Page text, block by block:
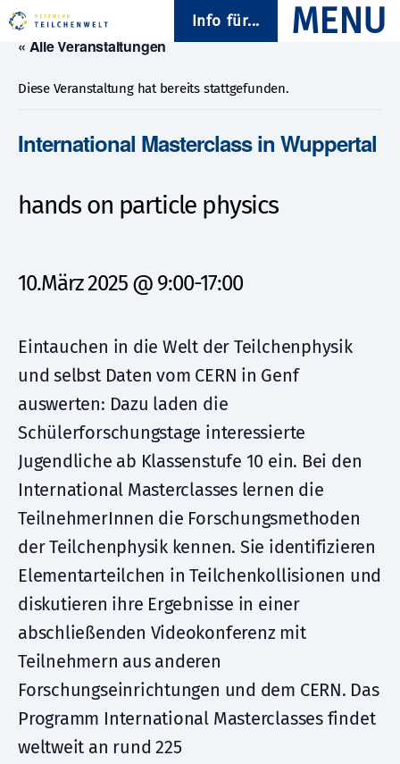
Info für...
« Alle Veranstaltungen
Diese Veranstaltung hat bereits stattgefunden.
International Masterclass in Wuppertal
hands on particle physics
10.März 2025 @ 9:00-17:00
Eintauchen in die Welt der Teilchenphysik
und selbst Daten vom CERN in Genf
auswerten: Dazu laden die
Schülerforschungstage interessierte
Jugendliche ab Klassenstufe 10 ein. Bei den
International Masterclasses lernen die
TeilnehmerInnen die Forschungsmethoden
der Teilchenphysik kennen. Sie identifizieren
Elementarteilchen in Teilchenkollisionen und
diskutieren ihre Ergebnisse in einer
abschließenden Videokonferenz mit
Teilnehmern aus anderen
Forschungseinrichtungen und dem CERN. Das
Programm International Masterclasses findet
weltweit an rund 225